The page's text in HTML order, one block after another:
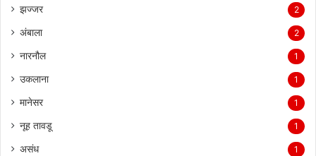
झज्जर 2
अंबाला 2
नारनौल 1
उकलाना 1
मानेसर 1
नूह तावडू 1
असंध 1